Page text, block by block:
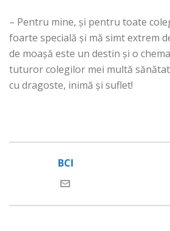
– Pentru mine, și pentru toate
foarte specială și mă simt extrem
de moașă este un destin și o
tuturor colegilor mei multă
cu dragoste, inimă și suflet!
BCI